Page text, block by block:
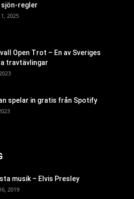
sjön-regler
2025
Open Trot – En av Sveriges
travtävlingar
spelar in gratis från Spotify
musik – Elvis Presley
2019